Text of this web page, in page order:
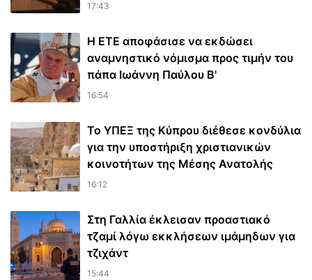
17:43
Η ΕΤΕ αποφάσισε να εκδώσει
αναμνηστικό νόμισμα προς τιμήν του
πάπα Ιωάννη Παύλου Β'
16:54
Το ΥΠΕΞ της Κύπρου διέθεσε κονδύλια
για την υποστήριξη χριστιανικών
κοινοτήτων της Μέσης Ανατολής
16:12
Στη Γαλλία έκλεισαν προαστιακό
τζαμί λόγω εκκλήσεων ιμάμηδων για
τζιχάντ
15:44